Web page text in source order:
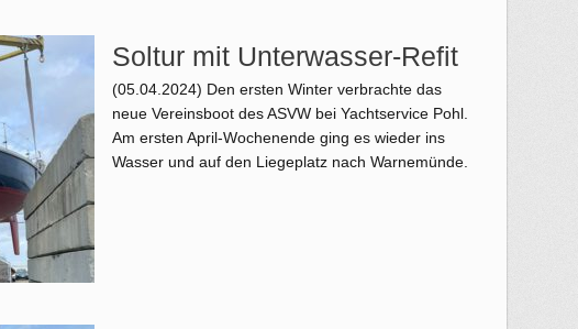
Soltur mit Unterwasser-Refit
(05.04.2024) Den ersten Winter verbrachte das
neue Vereinsboot des ASVW bei Yachtservice Pohl.
Am ersten April-Wochenende ging es wieder ins
Wasser und auf den Liegeplatz nach Warnemünde.